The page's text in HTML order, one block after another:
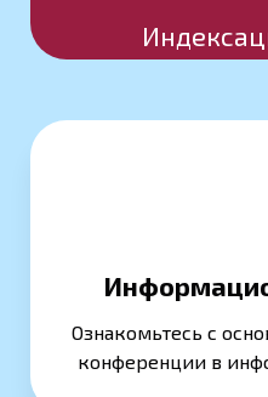
Ознакомьтесь с
конференции в